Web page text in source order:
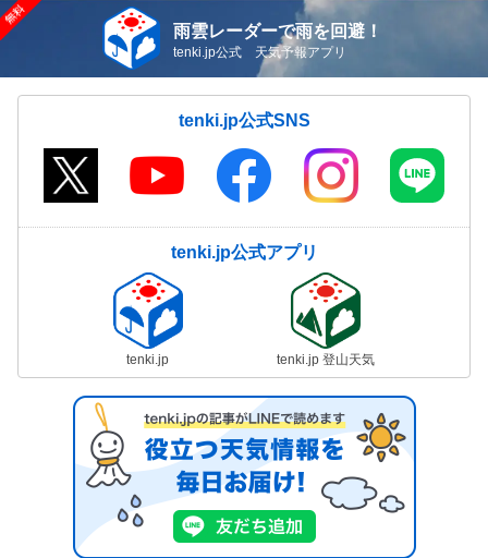
雨雲レーダーで雨を回避！
tenki.jp公式 天気予報アプリ
tenki.jp公式SNS
tenki.jp公式アプリ
tenki.jp tenki.jp 登山天気